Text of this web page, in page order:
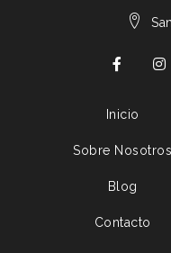
Inicio
Sobre Nosotros
Blog
Contacto